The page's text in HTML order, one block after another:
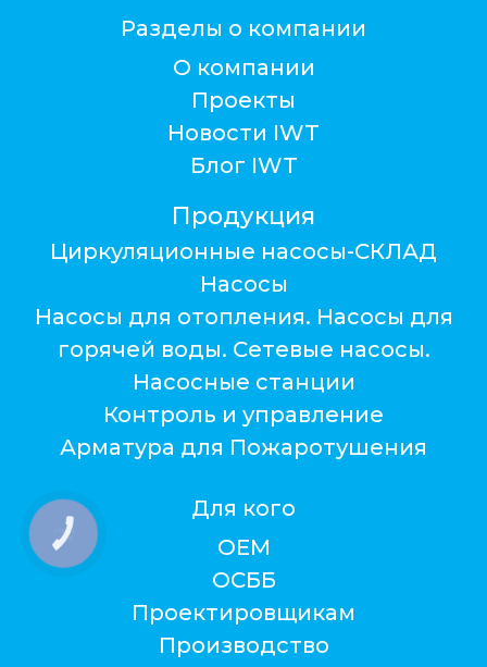
Разделы о компании
О компании
Проекты
Новости IWT
Блог IWT
Продукция
Циркуляционные насосы-СКЛАД
Насосы
Насосы для отопления. Насосы для
горячей воды. Сетевые насосы.
Насосные станции
Контроль и управление
Арматура для Пожаротушения
Для кого
ОЕМ
ОСББ
Проектировщикам
Производство
КНОПКА
ЗВ'ЯЗКУ